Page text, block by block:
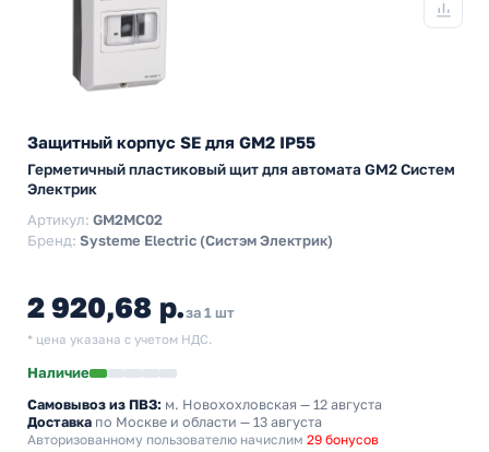
Защитный корпус SE для GM2 IP55
Герметичный пластиковый щит для автомата GM2 Систем
Электрик
Артикул: GM2MC02
Бренд: Systeme Electric (Систэм Электрик)
2 920,68 р.за 1 шт
* цена указана с учетом НДС.
Наличие
Самовывоз из ПВЗ: м. Новохохловская — 12 августа
Доставка по Москве и области — 13 августа
Авторизованному пользователю начислим 29 бонусов